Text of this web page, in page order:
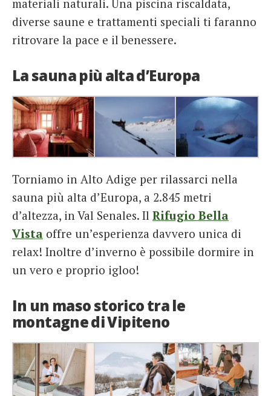
materiali naturali. Una piscina riscaldata,
diverse saune e trattamenti speciali ti faranno
ritrovare la pace e il benessere.
La sauna più alta d’Europa
Torniamo in Alto Adige per rilassarci nella
sauna più alta d’Europa, a 2.845 metri
d’altezza, in Val Senales. Il Rifugio Bella
Vista offre un’esperienza davvero unica di
relax! Inoltre d’inverno è possibile dormire in
un vero e proprio igloo!
In un maso storico tra le
montagne di Vipiteno